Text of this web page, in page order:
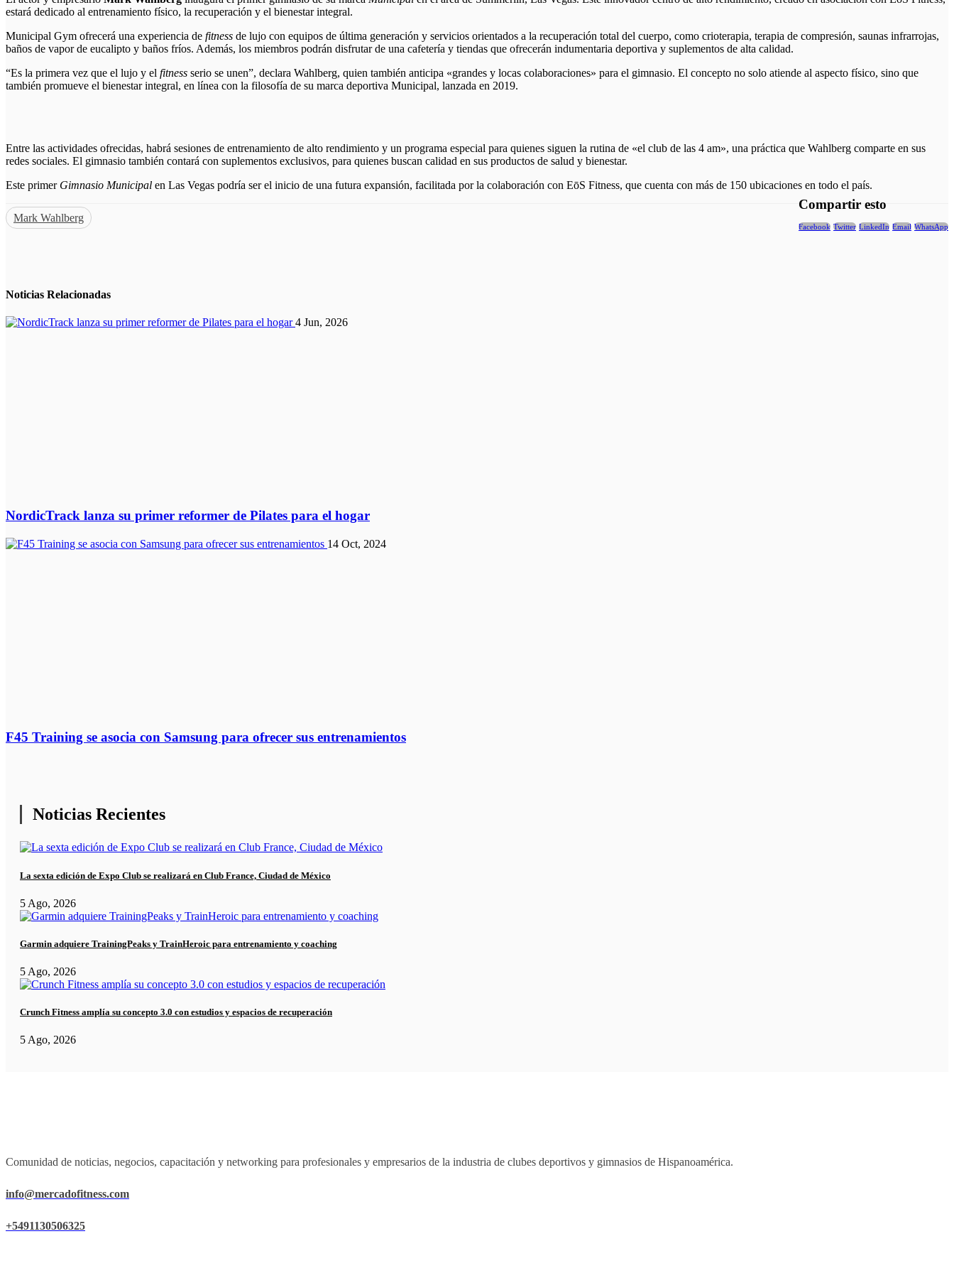
estará dedicado al entrenamiento físico, la recuperación y el bienestar integral.
Municipal Gym ofrecerá una experiencia de fitness de lujo con equipos de última generación y servicios orientados a la recuperación total del cuerpo, como crioterapia, terapia de compresión, saunas infrarrojas,
baños de vapor de eucalipto y baños fríos. Además, los miembros podrán disfrutar de una cafetería y tiendas que ofrecerán indumentaria deportiva y suplementos de alta calidad.
“Es la primera vez que el lujo y el fitness serio se unen”, declara Wahlberg, quien también anticipa «grandes y locas colaboraciones» para el gimnasio. El concepto no solo atiende al aspecto físico, sino que
también promueve el bienestar integral, en línea con la filosofía de su marca deportiva Municipal, lanzada en 2019.
Entre las actividades ofrecidas, habrá sesiones de entrenamiento de alto rendimiento y un programa especial para quienes siguen la rutina de «el club de las 4 am», una práctica que Wahlberg comparte en sus
redes sociales. El gimnasio también contará con suplementos exclusivos, para quienes buscan calidad en sus productos de salud y bienestar.
Este primer Gimnasio Municipal en Las Vegas podría ser el inicio de una futura expansión, facilitada por la colaboración con EōS Fitness, que cuenta con más de 150 ubicaciones en todo el país.
Mark Wahlberg
Compartir esto
Facebook Twitter LinkedIn Email WhatsApp
Noticias Relacionadas
4 Jun, 2026
NordicTrack lanza su primer reformer de Pilates para el hogar
14 Oct, 2024
F45 Training se asocia con Samsung para ofrecer sus entrenamientos
Noticias Recientes
La sexta edición de Expo Club se realizará en Club France, Ciudad de México
5 Ago, 2026
Garmin adquiere TrainingPeaks y TrainHeroic para entrenamiento y coaching
5 Ago, 2026
Crunch Fitness amplía su concepto 3.0 con estudios y espacios de recuperación
5 Ago, 2026
Comunidad de noticias, negocios, capacitación y networking para profesionales y empresarios de la industria de clubes deportivos y gimnasios de Hispanoamérica.
info@mercadofitness.com
+5491130506325